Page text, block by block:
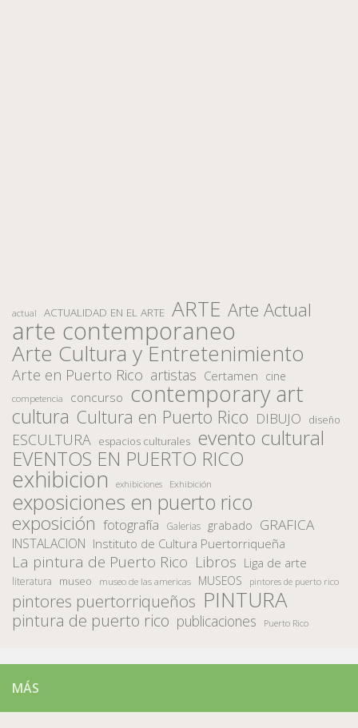
actual ACTUALIDAD EN EL ARTE ARTE Arte Actual
arte contemporaneo
Arte Cultura y Entretenimiento
Arte en Puerto Rico artistas Certamen cine
competencia concurso contemporary art
cultura Cultura en Puerto Rico DIBUJO diseño
ESCULTURA espacios culturales evento cultural
EVENTOS EN PUERTO RICO
exhibicion exhibiciones Exhibición
exposiciones en puerto rico
exposición fotografía Galerias grabado GRAFICA
INSTALACION Instituto de Cultura Puertorriqueña
La pintura de Puerto Rico Libros Liga de arte
literatura museo museo de las americas MUSEOS pintores de puerto rico
pintores puertorriqueños PINTURA
pintura de puerto rico publicaciones Puerto Rico
MÁS